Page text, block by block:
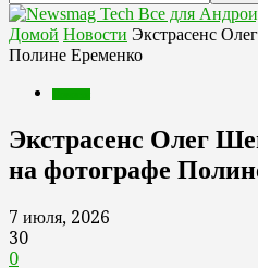
Все для
Домой Новости Экстрасенс
Полине Еременко
Экстрасенс Олег
на фотографе
7 июля, 2026
30
0